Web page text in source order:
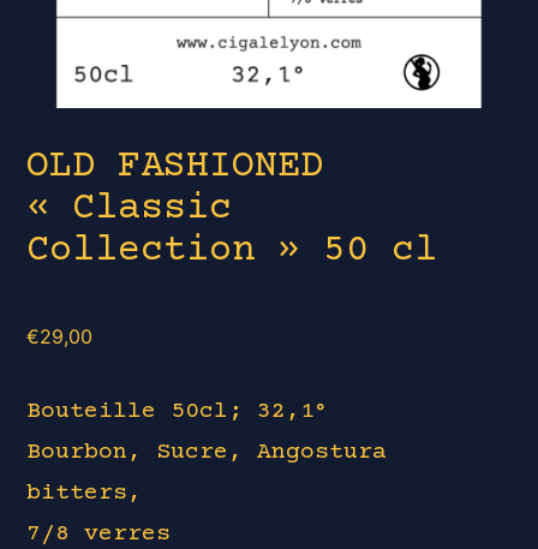
OLD FASHIONED
« Classic
Collection » 50 cl
€29,00
Bouteille 50cl; 32,1°
Bourbon, Sucre, Angostura
bitters,
7/8 verres